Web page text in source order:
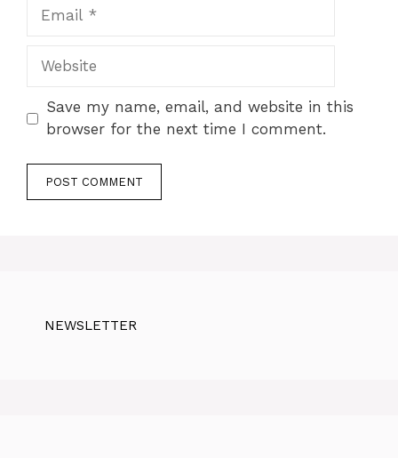
Website
Save my name, email, and website in this
browser for the next time I comment.
NEWSLETTER